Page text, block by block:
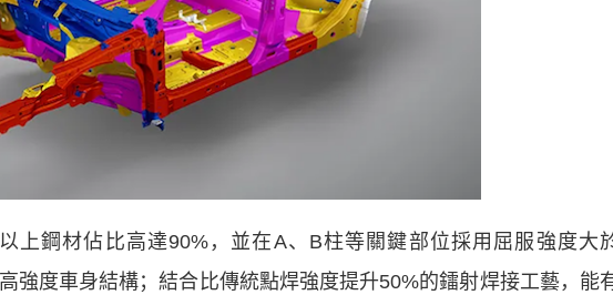
鋼材佔比高達90%，並在A、B柱等關鍵部位採用屈服強度大
強度車身結構；結合比傳統點焊強度提升50%的鐳射焊接工藝，能